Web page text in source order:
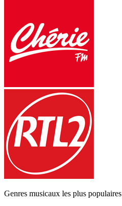
Genres musicaux les plus populaires